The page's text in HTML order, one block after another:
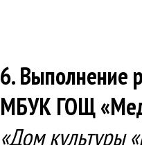
6. Выполнение
МБУК ГОЩ
«Дом культуры